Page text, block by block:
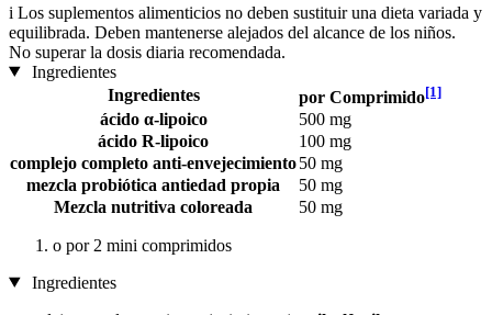
i Los suplementos alimenticios no deben sustituir una dieta variada y
equilibrada. Deben mantenerse alejados del alcance de los niños.
No superar la dosis diaria recomendada.
Ingredientes
Ingredientes
por Comprimido[1]
ácido α-lipoico
500 mg
ácido R-lipoico
100 mg
complejo completo anti-envejecimiento50 mg
mezcla probiótica antiedad propia
50 mg
Mezcla nutritiva coloreada
50 mg
o por 2 mini comprimidos
Ingredientes